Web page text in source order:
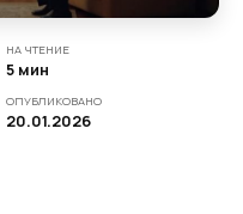
НА ЧТЕНИЕ
5 мин
ОПУБЛИКОВАНО
20.01.2026